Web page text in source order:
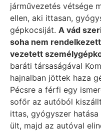
járművezetés vétsége
ellen, aki ittasan,
gépkocsiját. A vád
soha nem
vezetett
baráti társaságával
hajnalban jöttek haza
Pécsre a férfi egy
sofőr az autóból
ittas, gyógyszer
ült, majd az autóval